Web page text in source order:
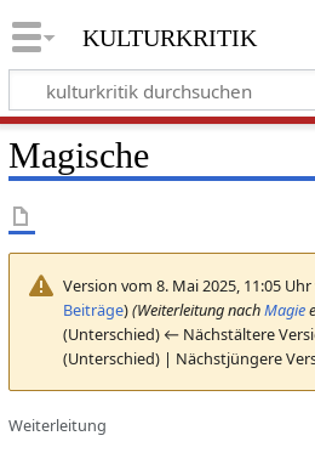
kulturkritik
Magische
Version vom 8. Mai 2025, 11:05
Beiträge)(Weiterleitung nachMagie
(Unterschied) ← Nächstältere
(Unterschied) | Nächstjüngere
Weiterleitung